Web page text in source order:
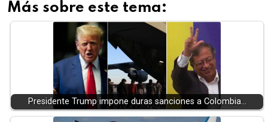
Más sobre este tema:
Presidente Trump impone duras sanciones a Colombia…